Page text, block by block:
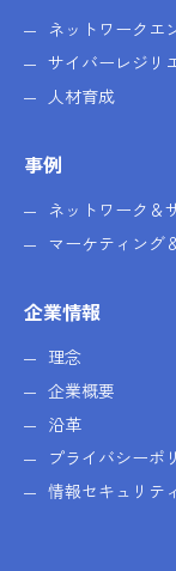
ネットワークエ
サイバーレジリ
人材育成
事例
ネットワーク＆
マーケティング
企業情報
理念
企業概要
沿革
プライバシーポ
情報セキュリテ